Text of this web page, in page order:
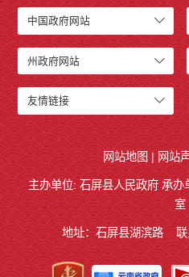
中国政府网站
州政府网站
友情链接
网站地图 | 网站
主办单位: 石屏县人民政府 承办
室
地址：石屏县湖滨路